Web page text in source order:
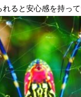
ると安心感を持っ